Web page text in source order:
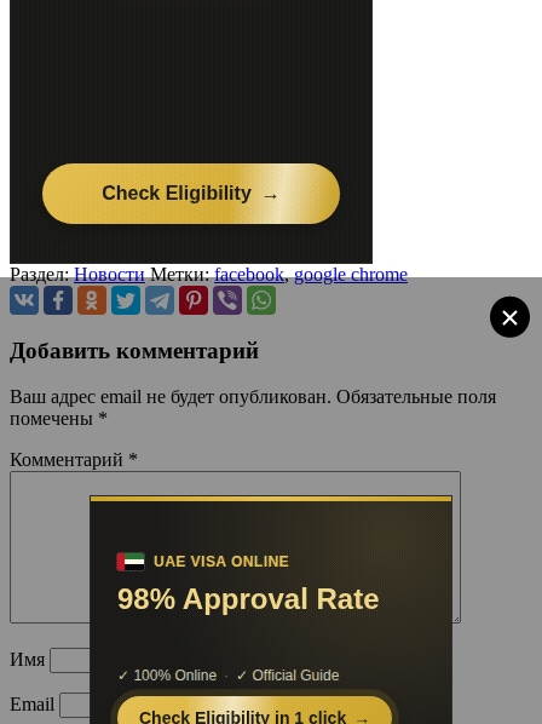
×
Раздел:Новости Метки:facebook,google chrome
Добавить комментарий
Ваш адрес email не будет опубликован. Обязательные поля
помечены *
Комментарий *
Имя
Email